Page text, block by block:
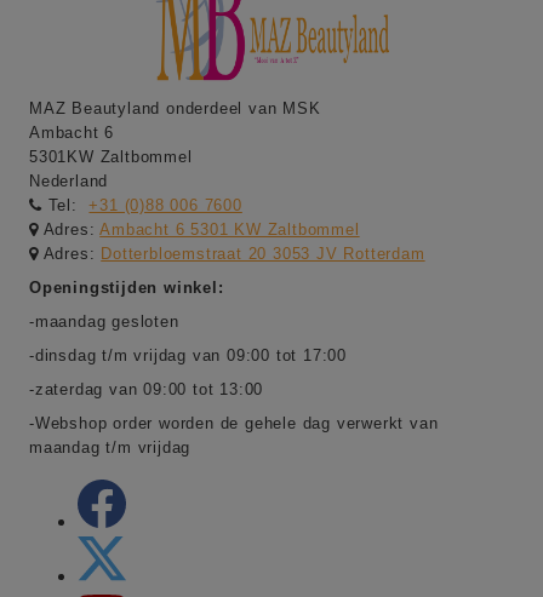
MAZ Beautyland onderdeel van MSK
Ambacht 6
5301KW Zaltbommel
Nederland
Tel:
+31 (0)88 006 7600
Adres:Ambacht 6 5301 KW Zaltbommel
Adres: Dotterbloemstraat 20 3053 JV Rotterdam
Openingstijden winkel:
-maandag gesloten
-dinsdag t/m vrijdag van 09:00 tot 17:00
-zaterdag van 09:00 tot 13:00
-Webshop order worden de gehele dag verwerkt van
maandag t/m vrijdag